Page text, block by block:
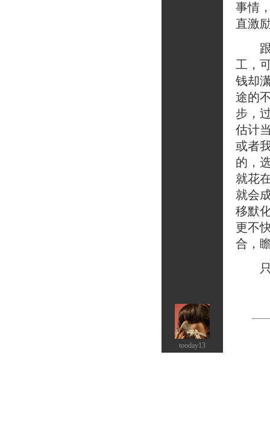
tooday13
事情
直激
跟
工，
钱却
途的
步，
估计
或者
的，
就花
就会
移默
更不
合，
只